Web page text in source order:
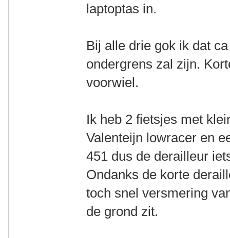
laptoptas in.
Bij alle drie gok ik dat
ondergrens zal zijn.
voorwiel.
Ik heb 2 fietsjes met
Valenteijn lowracer en
451 dus de derailleur
Ondanks de korte
toch snel versmering
de grond zit.